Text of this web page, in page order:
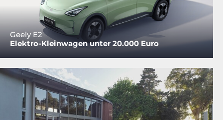
Geely E2
Elektro-Kleinwagen unter 20.000 Euro